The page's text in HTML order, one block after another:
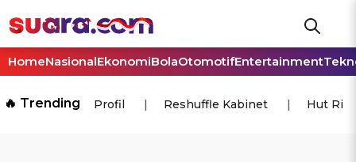
HomeNasionalEkonomiBolaOtomotifEntertainment
🔥 Trending Profil Reshuffle Kabinet Hut Ri